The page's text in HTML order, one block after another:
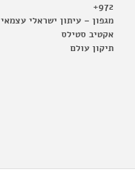
972+
מגפון – עיתון ישראלי עצמאי
אקטיב סטילס
תיקון עולם